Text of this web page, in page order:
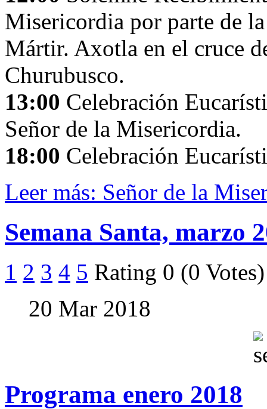
Misericordia por parte de
Mártir. Axotla en el cruce
Churubusco.
13:00 Celebración
Señor de la Misericordia.
18:00 Celebración
Leer más: Señor de la
Semana Santa, marzo
1 2 3 4 5 Rating 0 (0 Votes)
20 Mar 2018
Programa enero 2018